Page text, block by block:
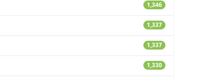
1,346
1,337
1,337
1,330